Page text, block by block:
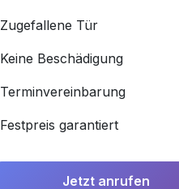
Zugefallene Tür
Keine Beschädigung
Terminvereinbarung
Festpreis garantiert
Jetzt anrufen